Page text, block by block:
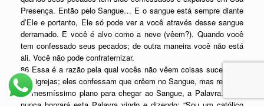
Presença. Então pelo Sangue… E o sangue está sempre diante
d’Ele e portanto, Ele só pode ver a você através desse sangue
derramado. E você é alvo como a neve (vêem?). Quando você
tem confessado seus pecados; de outra maneira você não está
ali. Você não pode confraternizar.
86 Essa é a razão pela qual vocês não vêem coisas sucedendo
nas igrejas; eles confessam que crêem no Sangue, mas rejeitam
ao mesmíssimo plano para chegar ao Sangue, a Palavra. Você